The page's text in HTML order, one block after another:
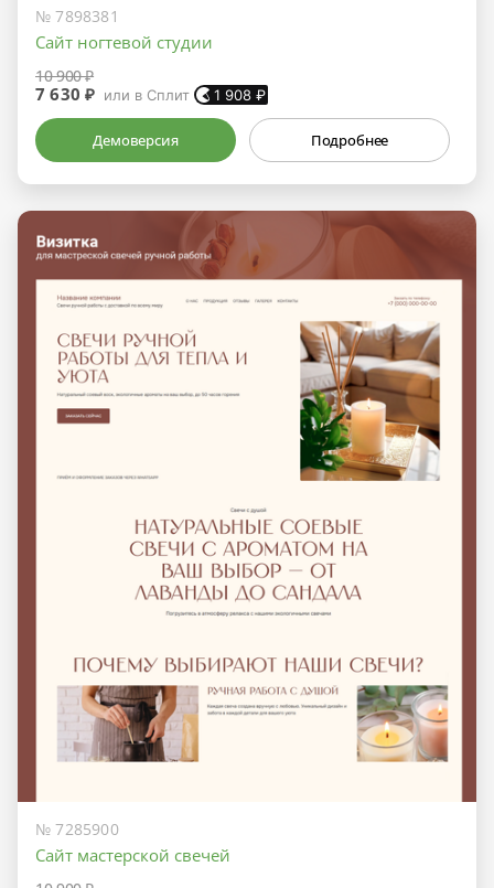
№ 7898381
Сайт ногтевой студии
10 900 ₽
7 630 ₽ или в Сплит 1 908 ₽
Демоверсия Подробнее
№ 7285900
Сайт мастерской свечей